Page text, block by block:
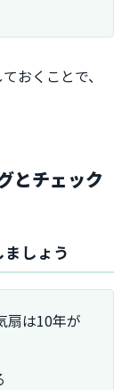
おくことで、
とチェック
しょう
扇は10年が